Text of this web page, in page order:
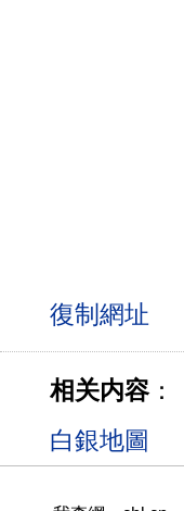
相关内容：
白銀地圖